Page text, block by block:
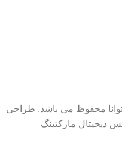
محفوظ می باشد. طراحی
دیجیتال مارکتینگ